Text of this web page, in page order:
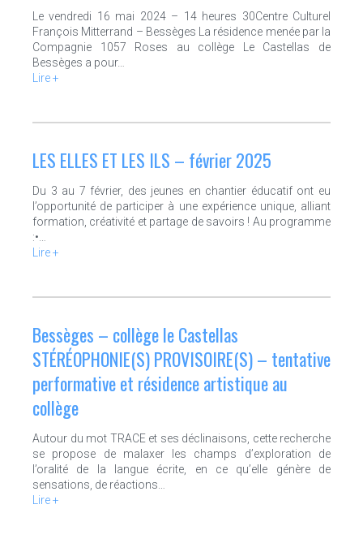
Le vendredi 16 mai 2024 – 14 heures 30Centre Culturel
François Mitterrand – Bessèges La résidence menée par la
Compagnie 1057 Roses au collège Le Castellas de
Bessèges a pour…
Lire +
LES ELLES ET LES ILS – février 2025
Du 3 au 7 février, des jeunes en chantier éducatif ont eu
l’opportunité de participer à une expérience unique, alliant
formation, créativité et partage de savoirs ! Au programme
:•…
Lire +
Bessèges – collège le Castellas
STÉRÉOPHONIE(S) PROVISOIRE(S) – tentative
performative et résidence artistique au
collège
Autour du mot TRACE et ses déclinaisons, cette recherche
se propose de malaxer les champs d’exploration de
l’oralité de la langue écrite, en ce qu’elle génère de
sensations, de réactions…
Lire +